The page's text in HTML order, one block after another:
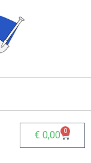
€ 0,00 0